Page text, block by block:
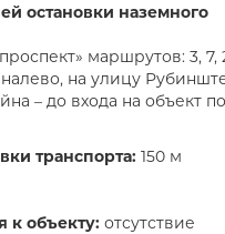
остановки наземного
маршрутов: 3, 7,
на улицу
– до входа на объект по
транспорта: 150 м
к объекту: отсутствие